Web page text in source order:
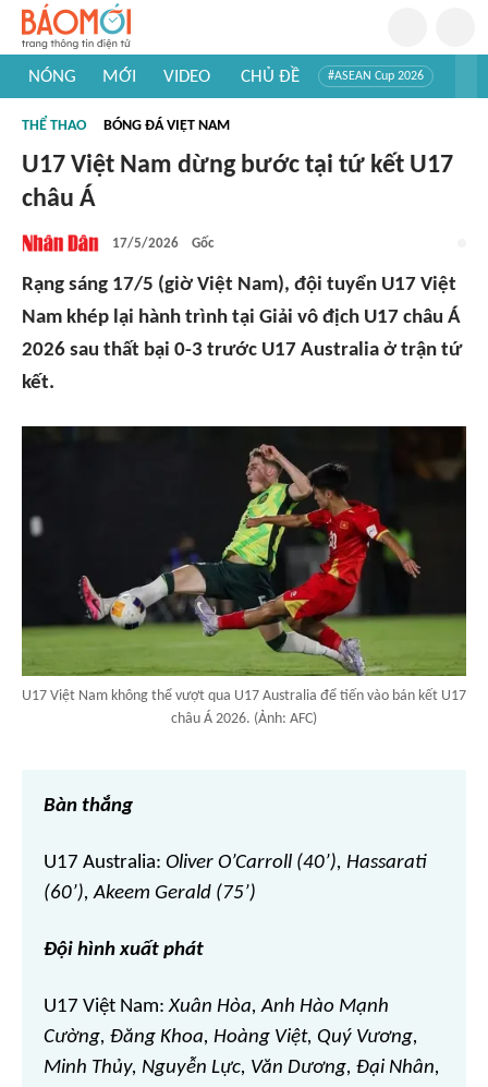
NÓNG MỚI VIDEO CHỦ ĐỀ #ASEAN Cup 2026
#Khám phá thế giới
THỂ THAO BÓNG ĐÁ VIỆT NAM
U17 Việt Nam dừng bước tại tứ kết U17
châu Á
17/5/2026 Gốc
Rạng sáng 17/5 (giờ Việt Nam), đội tuyển U17 Việt
Nam khép lại hành trình tại Giải vô địch U17 châu Á
2026 sau thất bại 0-3 trước U17 Australia ở trận tứ
kết.
U17 Việt Nam không thể vượt qua U17 Australia để tiến vào bán kết U17
châu Á 2026. (Ảnh: AFC)
Bàn thắng
U17 Australia: Oliver O’Carroll (40’), Hassarati
(60’), Akeem Gerald (75’)
Đội hình xuất phát
U17 Việt Nam: Xuân Hòa, Anh Hào Mạnh
Cường, Đăng Khoa, Hoàng Việt, Quý Vương,
Minh Thủy, Nguyễn Lực, Văn Dương, Đại Nhân,